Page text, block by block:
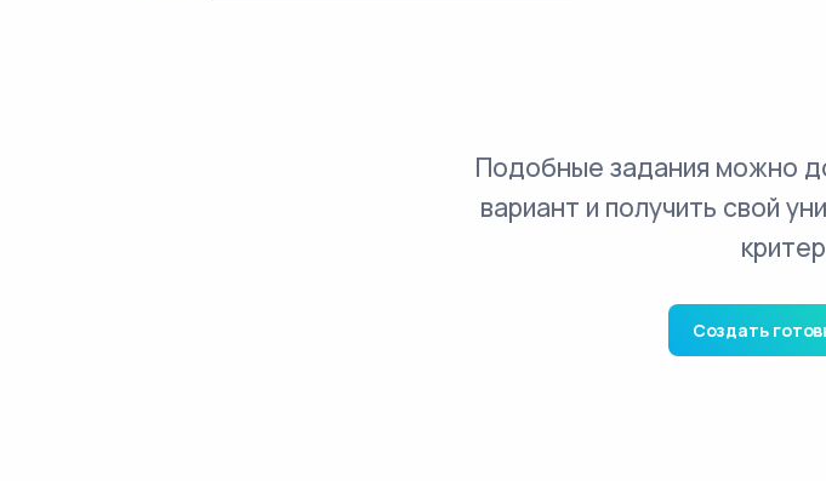
Подобные задания можно
вариант и получить свой
Создать